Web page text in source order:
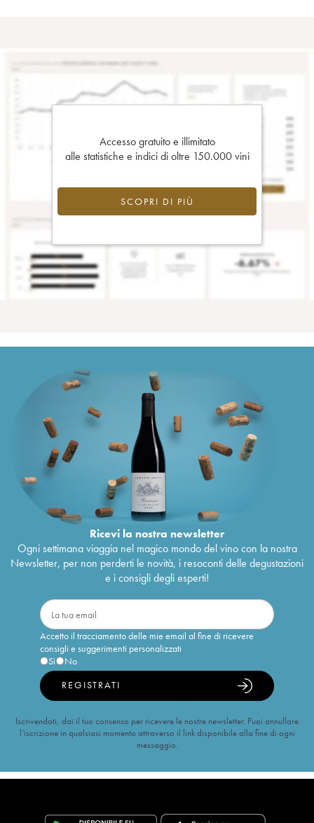
Accesso gratuito e illimitato
alle statistiche e indici di oltre 150.000 vini
SCOPRI DI PIÙ
Ricevi la nostra newsletter
Ogni settimana viaggia nel magico mondo del vino con la nostra
Newsletter, per non perderti le novità, i resoconti delle degustazioni
e i consigli degli esperti!
Accetto il tracciamento delle mie email al fine di ricevere
consigli e suggerimenti personalizzati
Sì
No
REGISTRATI
Iscrivendoti, dai il tuo consenso per ricevere le nostre newsletter. Puoi annullare
l’iscrizione in qualsiasi momento attraverso il link disponibile alla fine di ogni
messaggio.